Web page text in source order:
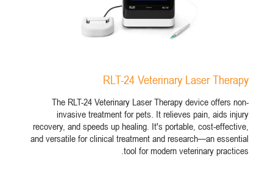
RLT-24 Veterinary Laser Therapy
The RLT-24 Veterinary Laser Therapy device offers non-
invasive treatment for pets. It relieves pain, aids injury
recovery, and speeds up healing. It's portable, cost-effective,
and versatile for clinical treatment and research—an essential
tool for modern veterinary practices.